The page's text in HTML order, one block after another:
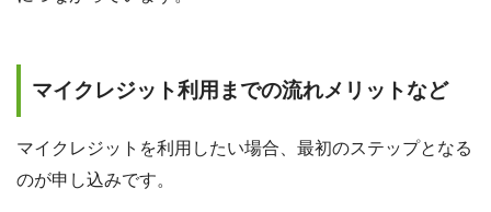
マイクレジット利用までの流れメリットなど
マイクレジットを利用したい場合、最初のステップとなる
のが申し込みです。